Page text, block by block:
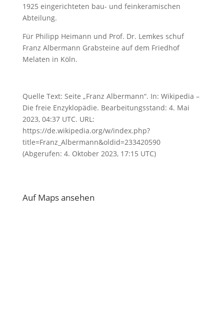
1925 eingerichteten bau- und feinkeramischen
Abteilung.
Für Philipp Heimann und Prof. Dr. Lemkes schuf
Franz Albermann Grabsteine auf dem Friedhof
Melaten in Köln.
Quelle Text: Seite „Franz Albermann“. In: Wikipedia –
Die freie Enzyklopädie. Bearbeitungsstand: 4. Mai
2023, 04:37 UTC. URL:
https://de.wikipedia.org/w/index.php?
title=Franz_Albermann&oldid=233420590
(Abgerufen: 4. Oktober 2023, 17:15 UTC)
Auf Maps ansehen